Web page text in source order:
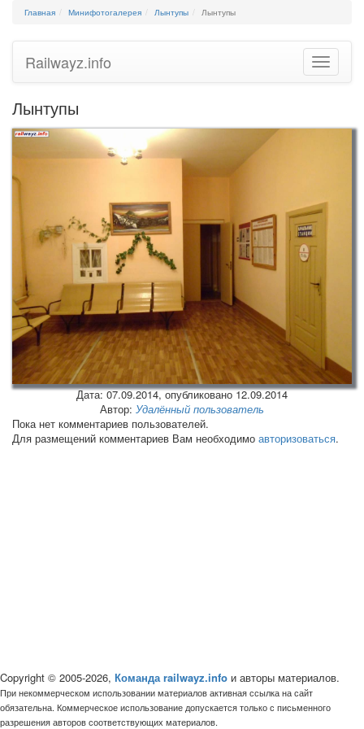
Главная Минифотогалерея Лынтупы Лынтупы
Toggle
Railwayz.info
Лынтупы
Дата:07.09.2014, опубликовано 12.09.2014
Автор: Удалённый пользователь
Пока нет комментариев пользователей.
Для размещений комментариев Вам необходимо авторизоваться.
Copyright © 2005-2026, Команда railwayz.info и авторы материалов.
При некоммерческом использовании материалов активная ссылка на сайт
обязательна. Коммерческое использование допускается только с письменного
разрешения авторов соответствующих материалов.